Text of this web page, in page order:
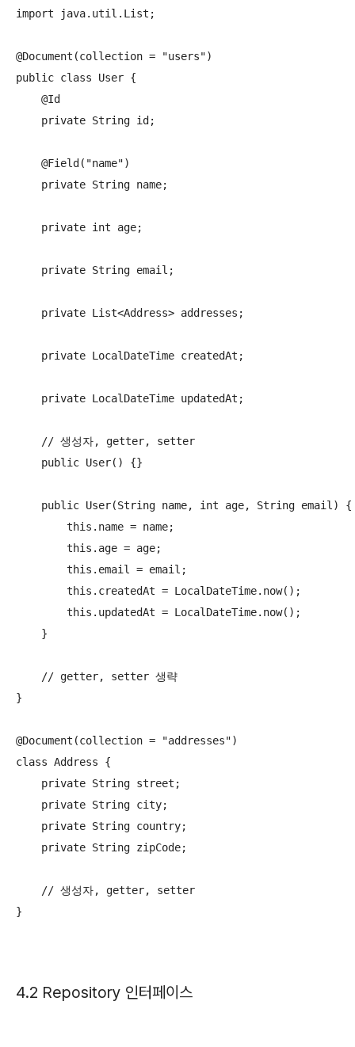
import java.util.List;
@Document(collection = "users")
public class User {
    @Id
    private String id;
    @Field("name")
    private String name;
    private int age;
    private String email;
    private List<Address> addresses;
    private LocalDateTime createdAt;
    private LocalDateTime updatedAt;
    // 생성자, getter, setter
    public User() {}
    public User(String name, int age, String email) {
        this.name = name;
        this.age = age;
        this.email = email;
        this.createdAt = LocalDateTime.now();
        this.updatedAt = LocalDateTime.now();
    }
    // getter, setter 생략
}
@Document(collection = "addresses")
class Address {
    private String street;
    private String city;
    private String country;
    private String zipCode;
    // 생성자, getter, setter
}
4.2 Repository 인터페이스